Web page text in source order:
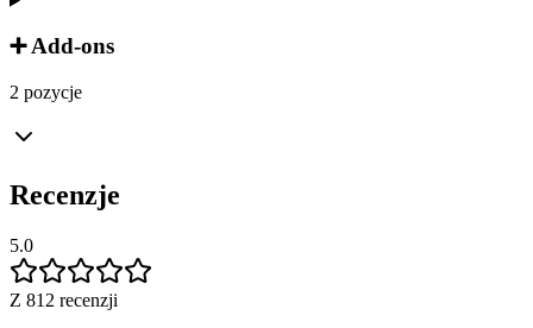
➕ Add-ons
2 pozycje
Recenzje
5.0
Z 812 recenzji